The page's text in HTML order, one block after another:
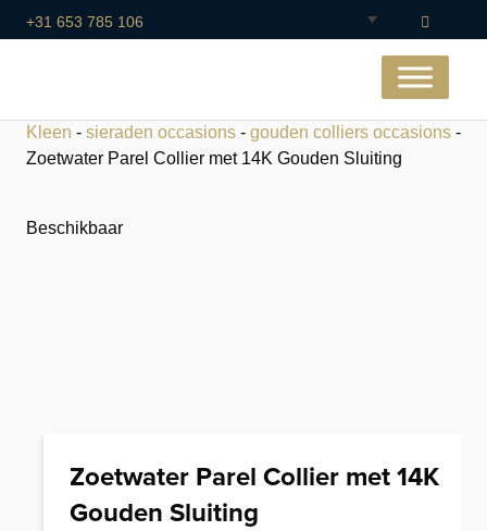
+31 653 785 106
Kleen - sieraden occasions - gouden colliers occasions -
Zoetwater Parel Collier met 14K Gouden Sluiting
Beschikbaar
Zoetwater Parel Collier met 14K
Gouden Sluiting